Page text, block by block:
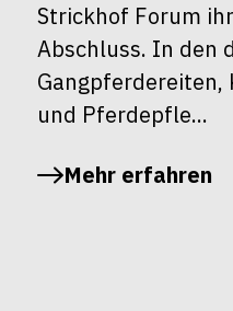
Strickhof Forum
Abschluss. In den
Gangpferdereiten,
und Pferdepfle...
Mehr erfahren